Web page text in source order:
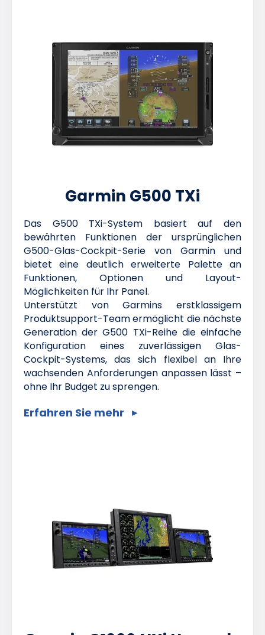
Garmin G500 TXi
Das G500 TXi-System basiert auf den
bewährten Funktionen der ursprünglichen
G500-Glas-Cockpit-Serie von Garmin und
bietet eine deutlich erweiterte Palette an
Funktionen, Optionen und Layout-
Möglichkeiten für Ihr Panel.
Unterstützt von Garmins erstklassigem
Produktsupport-Team ermöglicht die nächste
Generation der G500 TXi-Reihe die einfache
Konfiguration eines zuverlässigen Glas-
Cockpit-Systems, das sich flexibel an Ihre
wachsenden Anforderungen anpassen lässt –
ohne Ihr Budget zu sprengen.
Erfahren Sie mehr